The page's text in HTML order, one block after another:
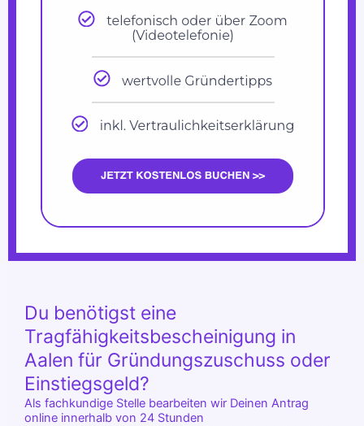
Du benötigst eine
Tragfähigkeitsbescheinigung in
Aalen für Gründungszuschuss oder
Einstiegsgeld?
Als fachkundige Stelle bearbeiten wir Deinen Antrag
online innerhalb von 24 Stunden